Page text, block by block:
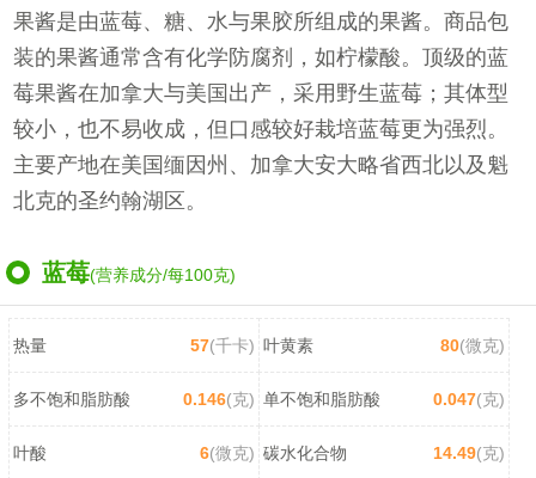
果酱是由蓝莓、糖、水与果胶所组成的果酱。商品包
装的果酱通常含有化学防腐剂，如柠檬酸。顶级的蓝
莓果酱在加拿大与美国出产，采用野生蓝莓；其体型
较小，也不易收成，但口感较好栽培蓝莓更为强烈。
主要产地在美国缅因州、加拿大安大略省西北以及魁
北克的圣约翰湖区。
蓝莓(营养成分/每100克)
热量 57(千卡) 叶黄素 80(微克)
多不饱和脂肪酸 0.146(克) 单不饱和脂肪酸 0.047(克)
叶酸 6(微克) 碳水化合物 14.49(克)